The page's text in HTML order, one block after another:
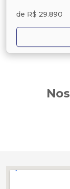
de R$ 29.890